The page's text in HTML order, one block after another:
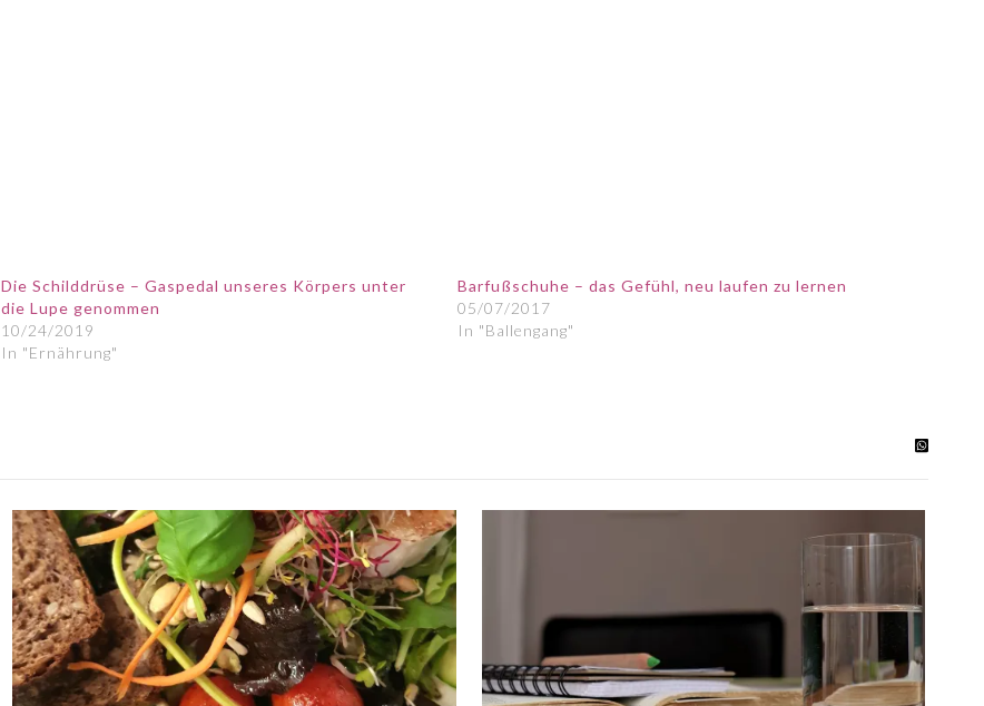
Die Schilddrüse – Gaspedal unseres Körpers unter
die Lupe genommen
10/24/2019
In "Ernährung"
Barfußschuhe – das Gefühl, neu laufen zu lernen
05/07/2017
In "Ballengang"